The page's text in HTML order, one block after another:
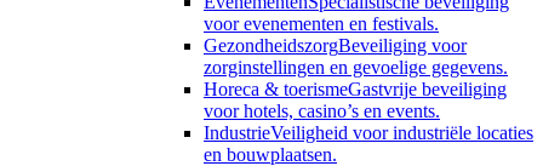
voor evenementen en festivals.
GezondheidszorgBeveiliging voor
zorginstellingen en gevoelige gegevens.
Horeca & toerismeGastvrije beveiliging
voor hotels, casino’s en events.
IndustrieVeiligheid voor industriële locaties
en bouwplaatsen.